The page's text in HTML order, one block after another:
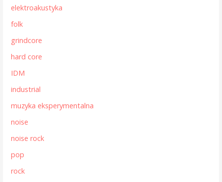
elektroakustyka
folk
grindcore
hard core
IDM
industrial
muzyka eksperymentalna
noise
noise rock
pop
rock